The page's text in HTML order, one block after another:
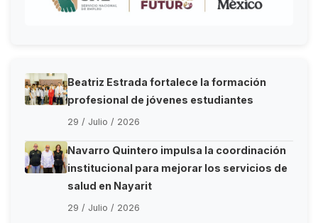
Beatriz Estrada fortalece la formación
profesional de jóvenes estudiantes
29 / Julio / 2026
Navarro Quintero impulsa la coordinación
institucional para mejorar los servicios de
salud en Nayarit
29 / Julio / 2026